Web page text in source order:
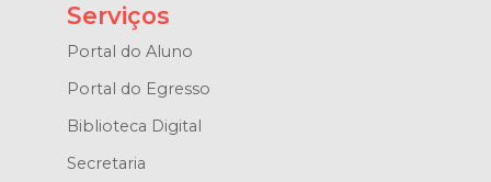
Serviços
Portal do Aluno
Portal do Egresso
Biblioteca Digital
Secretaria